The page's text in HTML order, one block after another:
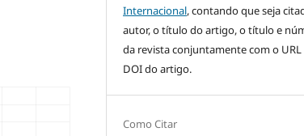
Internacional, contando que seja
autor, o título do artigo, o tí­tulo e
da revista conjuntamente com o URL
DOI do artigo.
Como Citar